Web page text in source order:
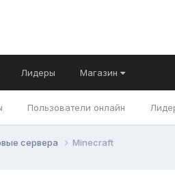
Пользователи онлайн
Лидеры Магазин
сервера Minecraft